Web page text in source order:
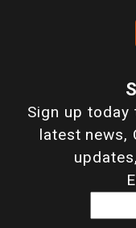
Sign up
latest news,